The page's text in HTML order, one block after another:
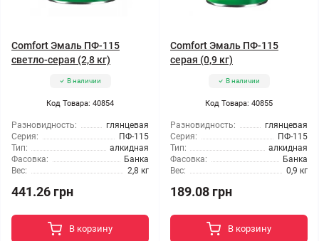
Comfort Эмаль ПФ-115
светло-серая (2,8 кг)
В наличии
Код Товара: 40854
Разновидность:
глянцевая
Серия:
ПФ-115
Тип:
алкидная
Фасовка:
Банка
Вес:
2,8 кг
441.26 грн
В корзину
Comfort Эмаль ПФ-115
серая (0,9 кг)
В наличии
Код Товара: 40855
Разновидность:
глянцевая
Серия:
ПФ-115
Тип:
алкидная
Фасовка:
Банка
Вес:
0,9 кг
189.08 грн
В корзину